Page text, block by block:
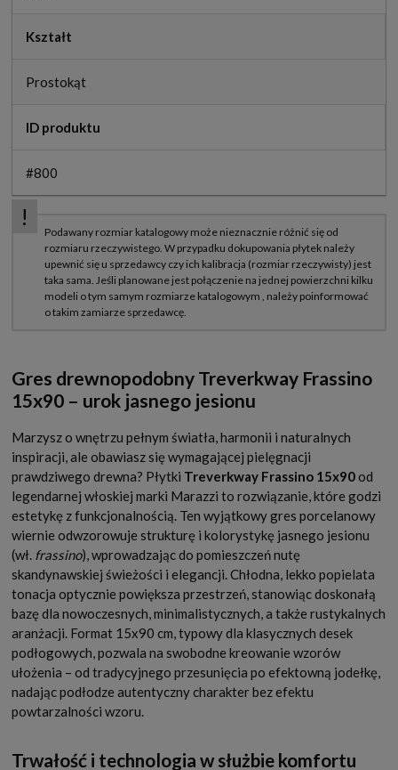
Kształt
Prostokąt
ID produktu
#800
Gres drewnopodobny Treverkway Frassino
15x90 – urok jasnego jesionu
Marzysz o wnętrzu pełnym światła, harmonii i naturalnych
inspiracji, ale obawiasz się wymagającej pielęgnacji
prawdziwego drewna? Płytki Treverkway Frassino 15x90od
legendarnej włoskiej marki Marazzi to rozwiązanie, które godzi
estetykę z funkcjonalnością. Ten wyjątkowy gres porcelanowy
wiernie odwzorowuje strukturę i kolorystykę jasnego jesionu
(wł. frassino), wprowadzając do pomieszczeń nutę
skandynawskiej świeżości i elegancji. Chłodna, lekko popielata
tonacja optycznie powiększa przestrzeń, stanowiąc doskonałą
bazę dla nowoczesnych, minimalistycznych, a także rustykalnych
aranżacji. Format 15x90 cm, typowy dla klasycznych desek
podłogowych, pozwala na swobodne kreowanie wzorów
ułożenia – od tradycyjnego przesunięcia po efektowną jodełkę,
nadając podłodze autentyczny charakter bez efektu
powtarzalności wzoru.
Trwałość i technologia w służbie komfortu